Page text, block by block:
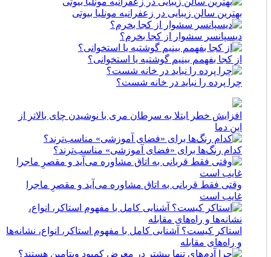
بهترین سالن زیبایی در زعفرانیه مونلیا بیوتی
دیسپانسر سشوار از کجا بخرم؟
از کجا بفهمم بینیم گوشتیه یا استخوانی؟
چرا پرده را نباید در خانه شست؟
افزایش خطر ابتلا به سرطان مری با نوشیدن چای بالاتر از
این دما
کدام رنگ‌ها برای «فضای آموزشی» مناسب‌ترند؟
وقتی فقط قربانی به اتاق مشاوره می‌آید و مقصرِ ماجرا
غایب است
استاکر کیست؟ آشنایی کامل با مفهوم استاکر، انواع، نشانه‌ها
و راه‌های مقابله